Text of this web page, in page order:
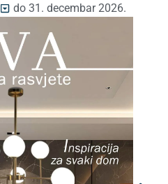
do 31. decembar 2026.